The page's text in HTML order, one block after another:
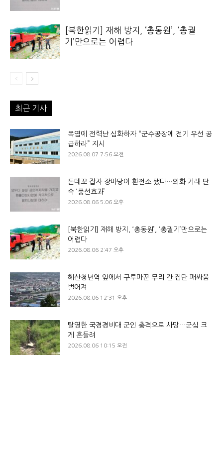
[북한읽기] 재해 방지, ‘총동원’, ‘총궐
기’만으로는 어렵다
최근 기사
폭염에 전력난 심화하자 “군수공장에 전기 우선 공
급하라” 지시
2026.08.07 7:56 오전
돈데꼬 잡자 장마당이 환전소 됐다…외화 거래 단
속 ‘풍선효과’
2026.08.06 5:06 오후
[북한읽기] 재해 방지, ‘총동원’, ‘총궐기’만으로는
어렵다
2026.08.06 2:47 오후
혜산청년역 앞에서 구루마꾼 무리 간 집단 패싸움
벌어져
2026.08.06 12:31 오후
탈영한 국경경비대 군인 총격으로 사망…군심 크
게 흔들려
2026.08.06 10:15 오전